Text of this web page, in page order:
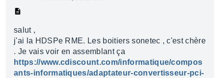
salut ,
j'ai la HDSPe RME. Les boitiers sonetec , c'est chère
. Je vais voir en assemblant ça
https://www.cdiscount.com/informatique/compos
ants-informatiques/adaptateur-convertisseur-pci-